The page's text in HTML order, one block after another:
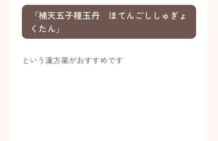
「補天五子種玉丹 ほてんごししゅぎょ
くたん」
という漢方薬がおすすめです